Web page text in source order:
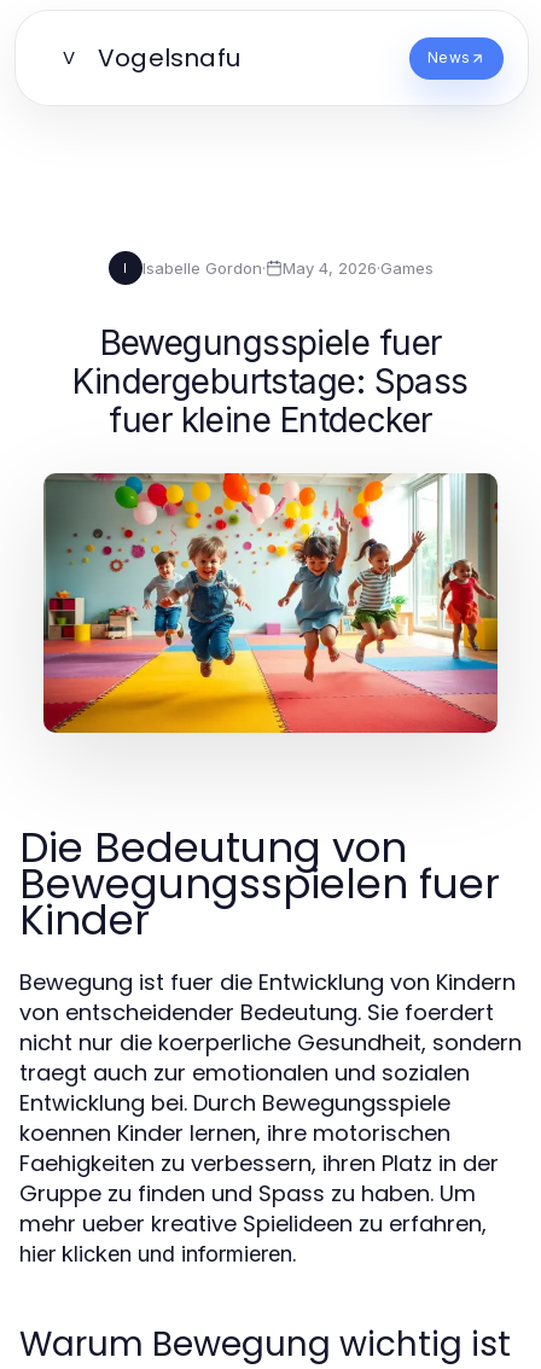
V Vogelsnafu News
I Isabelle Gordon· May 4, 2026·Games
Bewegungsspiele fuer
Kindergeburtstage: Spass
fuer kleine Entdecker
Die Bedeutung von
Bewegungsspielen fuer
Kinder
Bewegung ist fuer die Entwicklung von Kindern
von entscheidender Bedeutung. Sie foerdert
nicht nur die koerperliche Gesundheit, sondern
traegt auch zur emotionalen und sozialen
Entwicklung bei. Durch Bewegungsspiele
koennen Kinder lernen, ihre motorischen
Faehigkeiten zu verbessern, ihren Platz in der
Gruppe zu finden und Spass zu haben. Um
mehr ueber kreative Spielideen zu erfahren,
hier klicken und informieren.
Warum Bewegung wichtig ist